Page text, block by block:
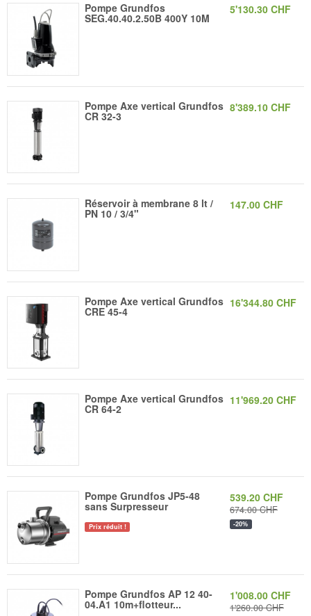
Pompe Grundfos
SEG.40.40.2.50B 400Y 10M
5'130.30 CHF
Pompe Axe vertical Grundfos
CR 32-3
8'389.10 CHF
Réservoir à membrane 8 lt /
PN 10 / 3/4"
147.00 CHF
Pompe Axe vertical Grundfos
CRE 45-4
16'344.80 CHF
Pompe Axe vertical Grundfos
CR 64-2
11'969.20 CHF
Pompe Grundfos JP5-48
sans Surpresseur
Prix réduit !
539.20 CHF
674.00 CHF
-20%
Pompe Grundfos AP 12 40-
04.A1 10m+flotteur...
1'008.00 CHF
1'260.00 CHF